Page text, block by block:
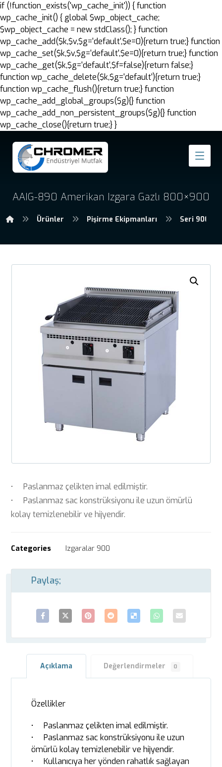
if (!function_exists('wp_cache_init')) { function
wp_cache_init() { global $wp_object_cache;
$wp_object_cache = new stdClass(); } function
wp_cache_add($k,$v,$g='default',$e=0){return true;} function
wp_cache_set($k,$v,$g='default',$e=0){return true;} function
wp_cache_get($k,$g='default',$f=false){return false;}
function wp_cache_delete($k,$g='default'){return true;}
function wp_cache_flush(){return true;} function
wp_cache_add_global_groups($g){} function
wp_cache_add_non_persistent_groups($g){} function
wp_cache_close(){return true;} }
AAIG-890 Amerikan Izgara Gazlı 800×900
Ürünler Pişirme Ekipmanları Seri 900
• Paslanmaz çelikten imal edilmiştir.
• Paslanmaz sac konstrüksiyonu ile uzun ömürlü
kolay temizlenebilir ve hijyendir.
Categories Izgaralar 900
Açıklama Değerlendirmeler 0
Özellikler
• Paslanmaz çelikten imal edilmiştir.
• Paslanmaz sac konstrüksiyonu ile uzun
ömürlü kolay temizlenebilir ve hijyendir.
• Kullanıcıya her yönden rahatlık sağlayan